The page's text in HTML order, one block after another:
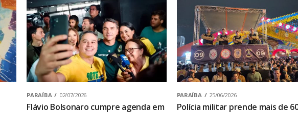
PARAÍBA 02/07/2026
Flávio Bolsonaro cumpre agenda em
PARAÍBA 25/06/2026
Polícia militar prende mais de